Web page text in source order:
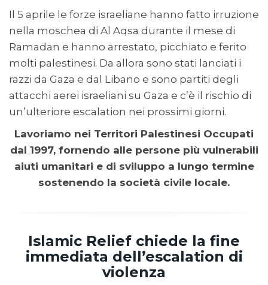
Il 5 aprile le forze israeliane hanno fatto irruzione
nella moschea di Al Aqsa durante il mese di
Ramadan e hanno arrestato, picchiato e ferito
molti palestinesi. Da allora sono stati lanciati i
razzi da Gaza e dal Libano e sono partiti degli
attacchi aerei israeliani su Gaza e c’è il rischio di
un’ulteriore escalation nei prossimi giorni.
Lavoriamo nei Territori Palestinesi Occupati
dal 1997, fornendo alle persone più vulnerabili
aiuti umanitari e di sviluppo a lungo termine
sostenendo la società civile locale.
Islamic Relief chiede la fine
immediata dell’escalation di
violenza